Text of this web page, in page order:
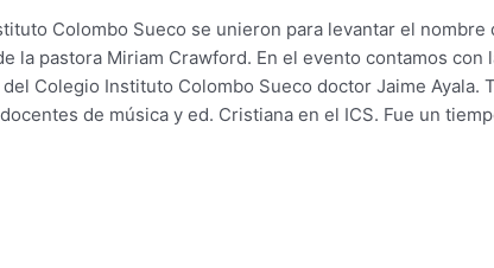
Colombo Sueco se unieron para levantar el nombre
la pastora Miriam Crawford. En el evento contamos con
Colegio Instituto Colombo Sueco doctor Jaime Ayala.
de música y ed. Cristiana en el ICS. Fue un